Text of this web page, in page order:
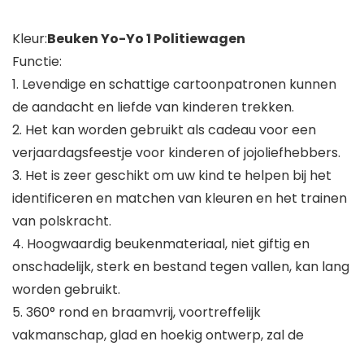
Kleur:Beuken Yo-Yo 1 Politiewagen
Functie:
1. Levendige en schattige cartoonpatronen kunnen
de aandacht en liefde van kinderen trekken.
2. Het kan worden gebruikt als cadeau voor een
verjaardagsfeestje voor kinderen of jojoliefhebbers.
3. Het is zeer geschikt om uw kind te helpen bij het
identificeren en matchen van kleuren en het trainen
van polskracht.
4. Hoogwaardig beukenmateriaal, niet giftig en
onschadelijk, sterk en bestand tegen vallen, kan lang
worden gebruikt.
5. 360° rond en braamvrij, voortreffelijk
vakmanschap, glad en hoekig ontwerp, zal de